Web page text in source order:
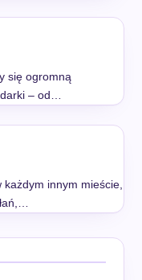
się ogromną
– od…
każdym innym mieście,